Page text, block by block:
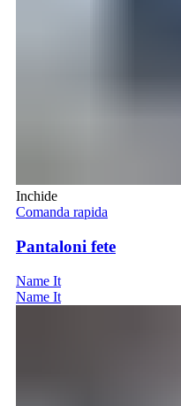
Inchide
Comanda rapida
Pantaloni fete
Name It
Name It